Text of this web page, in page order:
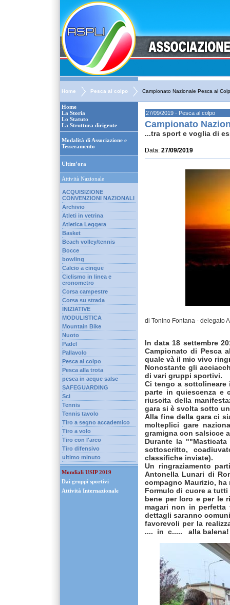
Home Pesca al colpo Campionato Nazionale Pesca al
Home
La Storia
Lo Statuto
La Struttura dirigente
Modalità di Associazione e
Tesseramento
Ultim’ora
Attività Nazionale
ACQUISIZIONE
CONVENZIONI NAZIONALI
Archivio
Atleti in vetrina
Atletica Leggera
Basket
Beach volley/tennis
Bocce
bowling
Calcio a cinque
Ciclismo in linea e
cronometro
Corsa campestre
Corsa su strada
INIZIATIVE
MODULISTICA
Mountain Bike
Nuoto
Padel
Pallavolo
Pesca al colpo
Pesca alla trota
pesca in acque salse
SAFEGUARDING
Sci
Tennis
Tennis tavolo
Tiro a segno accademico
Tiro a volo
Tiro con l'arco
Tiro difensivo
ultimo minuto
Mondiali USIP 2019
Dai gruppi sportivi
Attività Internazionale
27/09/2019 - Pesca al colpo
Campionato
...tra sport e voglia di
Data: 27/09/2019
di Tonino Fontana - delegato
In data 18 settembre
Campionato di Pesca
quale và il mio vivo
Nonostante gli
di vari gruppi sportivi.
Ci tengo a
parte in quiescenza e
riuscita della
gara si è svolta sotto
Alla fine della gara ci
molteplici gare
gramigna con salsicce
Durante la
sottoscritto,
classifiche inviate).
Un ringraziamento
Antonella Lunari di
compagno Maurizio,
Formulo di cuore a
bene per loro e per le
magari non in perfetta
dettagli saranno
favorevoli per la
.... in c..... alla balena!